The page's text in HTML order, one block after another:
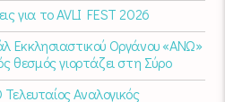
για το AVLI FEST 2026
Εκκλησιαστικού Οργάνου «ΑΝΩ»
θεσμός γιορτάζει στη Σύρο​
Αναλογικός